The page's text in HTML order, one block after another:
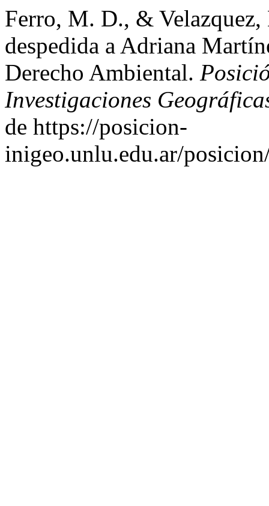
Ferro, M. D., &
despedida a Adriana
Derecho Ambiental.
Investigaciones
de https://posicion-
inigeo.unlu.edu.ar/